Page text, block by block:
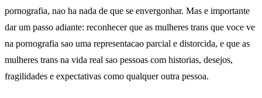
pornografia, nao ha nada de que se envergonhar. Mas e importante
dar um passo adiante: reconhecer que as mulheres trans que voce ve
na pornografia sao uma representacao parcial e distorcida, e que as
mulheres trans na vida real sao pessoas com historias, desejos,
fragilidades e expectativas como qualquer outra pessoa.